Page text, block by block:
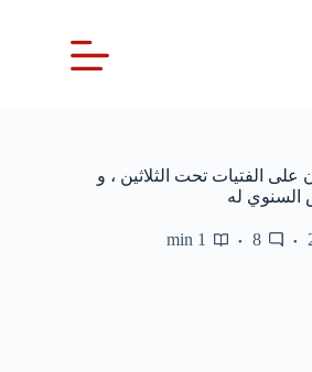
الفتيات تحت الثلاثين ، و
السنوي له
8
1 min